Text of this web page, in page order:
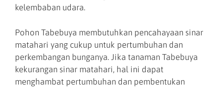
kelembaban udara.
Pohon Tabebuya membutuhkan pencahayaan sinar
matahari yang cukup untuk pertumbuhan dan
perkembangan bunganya. Jika tanaman Tabebuya
kekurangan sinar matahari, hal ini dapat
menghambat pertumbuhan dan pembentukan